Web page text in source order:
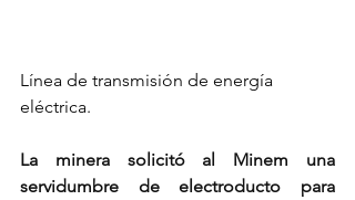
Línea de transmisión de energía
eléctrica.
La minera solicitó al Minem una
servidumbre de electroducto para